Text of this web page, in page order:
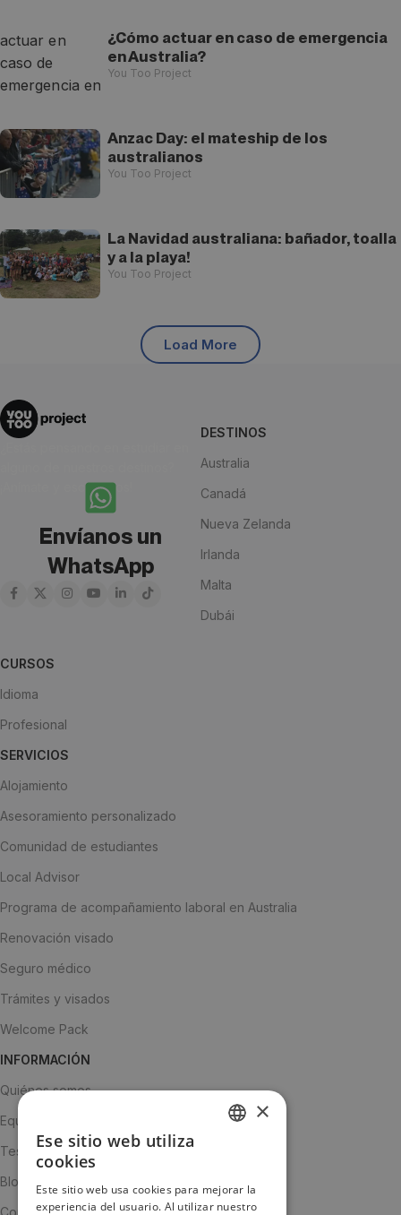
¿Cómo actuar en caso de emergencia
en Australia?
You Too Project
Anzac Day: el mateship de los
australianos
You Too Project
La Navidad australiana: bañador, toalla
y a la playa!
You Too Project
Load More
¡Anímate y escríbenos!
Envíanos un
WhatsApp
DESTINOS
Australia
Canadá
Nueva Zelanda
Irlanda
Malta
Dubái
CURSOS
Idioma
Profesional
SERVICIOS
Alojamiento
Asesoramiento personalizado
Comunidad de estudiantes
Local Advisor
Programa de acompañamiento laboral en Australia
Renovación visado
Seguro médico
Trámites y visados
Welcome Pack
INFORMACIÓN
Quiénes somos
Equipo
Testimonios
Blog
JA
×
Ese sitio web utiliza
cookies
Este sitio web usa cookies para mejorar la
experiencia del usuario. Al utilizar nuestro